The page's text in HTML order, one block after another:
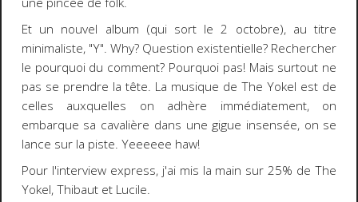
Et un nouvel album (qui sort le 2 octobre), au titre
minimaliste, "Y". Why? Question existentielle? Rechercher
le pourquoi du comment? Pourquoi pas! Mais surtout ne
pas se prendre la tête. La musique de The Yokel est de
celles auxquelles on adhère immédiatement, on
embarque sa cavalière dans une gigue insensée, on se
lance sur la piste. Yeeeeee haw!
Pour l'interview express, j'ai mis la main sur 25% de The
Yokel, Thibaut et Lucile.